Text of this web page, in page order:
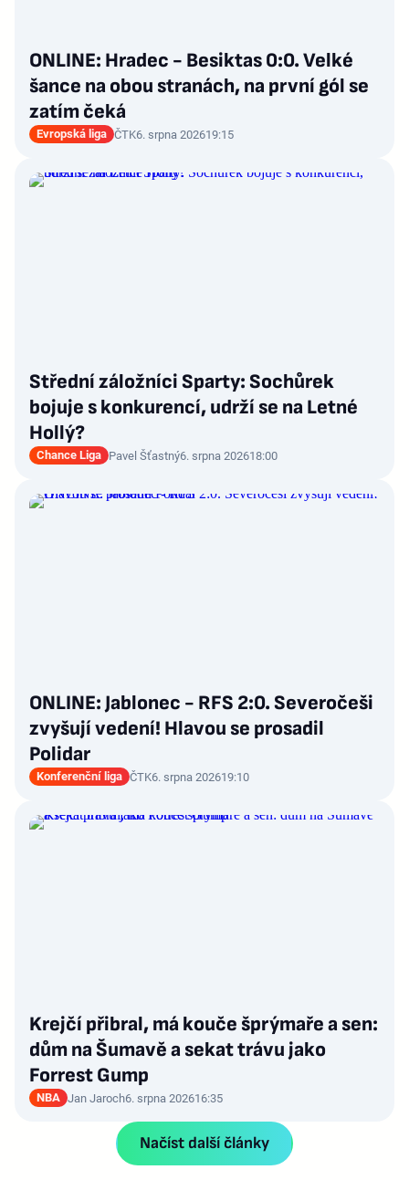
ONLINE: Hradec - Besiktas 0:0. Velké
šance na obou stranách, na první gól se
zatím čeká
Evropská liga ČTK6. srpna 202619:15
Střední záložníci Sparty: Sochůrek
bojuje s konkurencí, udrží se na Letné
Hollý?
Chance Liga Pavel Šťastný6. srpna 202618:00
ONLINE: Jablonec - RFS 2:0. Severočeši
zvyšují vedení! Hlavou se prosadil
Polidar
Konferenční liga ČTK6. srpna 202619:10
Krejčí přibral, má kouče šprýmaře a sen:
dům na Šumavě a sekat trávu jako
Forrest Gump
NBA Jan Jaroch6. srpna 202616:35
Načíst další články